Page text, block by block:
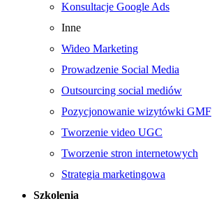
Konsultacje Google Ads
Inne
Wideo Marketing
Prowadzenie Social Media
Outsourcing social mediów
Pozycjonowanie wizytówki GMF
Tworzenie video UGC
Tworzenie stron internetowych
Strategia marketingowa
Szkolenia